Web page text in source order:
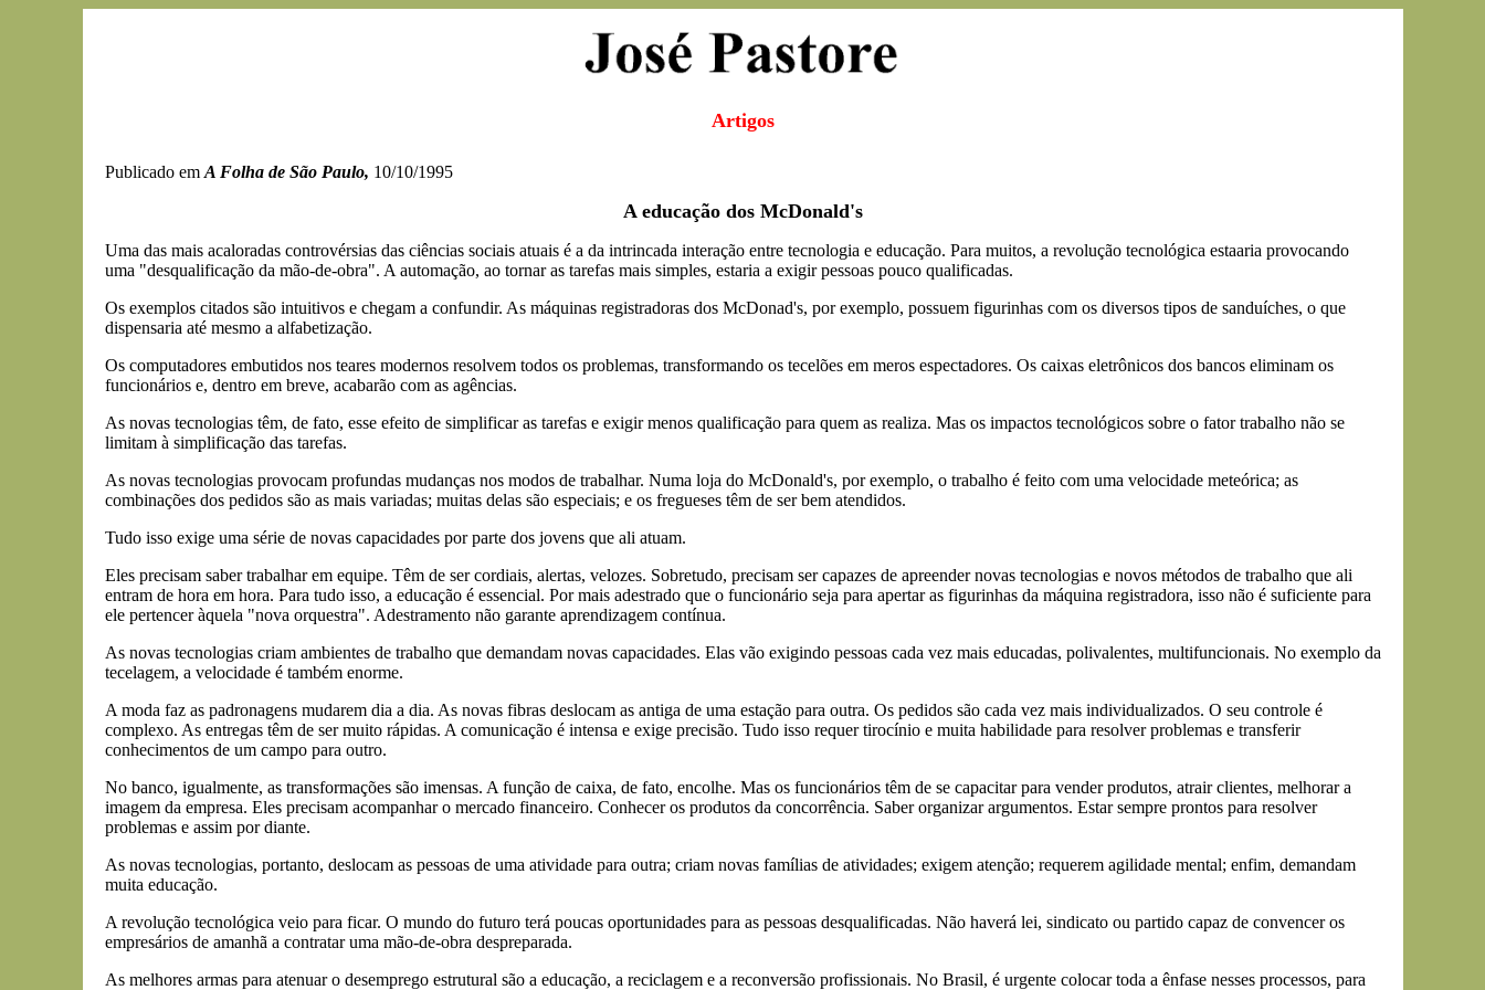
Artigos
Publicado em A Folha de São Paulo, 10/10/1995
A educação dos McDonald's
Uma das mais acaloradas controvérsias das ciências sociais atuais é a da intrincada interação entre tecnologia e educação. Para muitos, a revolução tecnológica estaaria provocando
uma "desqualificação da mão-de-obra". A automação, ao tornar as tarefas mais simples, estaria a exigir pessoas pouco qualificadas.
Os exemplos citados são intuitivos e chegam a confundir. As máquinas registradoras dos McDonad's, por exemplo, possuem figurinhas com os diversos tipos de sanduíches, o que
dispensaria até mesmo a alfabetização.
Os computadores embutidos nos teares modernos resolvem todos os problemas, transformando os tecelões em meros espectadores. Os caixas eletrônicos dos bancos eliminam os
funcionários e, dentro em breve, acabarão com as agências.
As novas tecnologias têm, de fato, esse efeito de simplificar as tarefas e exigir menos qualificação para quem as realiza. Mas os impactos tecnológicos sobre o fator trabalho não se
limitam à simplificação das tarefas.
As novas tecnologias provocam profundas mudanças nos modos de trabalhar. Numa loja do McDonald's, por exemplo, o trabalho é feito com uma velocidade meteórica; as
combinações dos pedidos são as mais variadas; muitas delas são especiais; e os fregueses têm de ser bem atendidos.
Tudo isso exige uma série de novas capacidades por parte dos jovens que ali atuam.
Eles precisam saber trabalhar em equipe. Têm de ser cordiais, alertas, velozes. Sobretudo, precisam ser capazes de apreender novas tecnologias e novos métodos de trabalho que ali
entram de hora em hora. Para tudo isso, a educação é essencial. Por mais adestrado que o funcionário seja para apertar as figurinhas da máquina registradora, isso não é suficiente para
ele pertencer àquela "nova orquestra". Adestramento não garante aprendizagem contínua.
As novas tecnologias criam ambientes de trabalho que demandam novas capacidades. Elas vão exigindo pessoas cada vez mais educadas, polivalentes, multifuncionais. No exemplo da
tecelagem, a velocidade é também enorme.
A moda faz as padronagens mudarem dia a dia. As novas fibras deslocam as antiga de uma estação para outra. Os pedidos são cada vez mais individualizados. O seu controle é
complexo. As entregas têm de ser muito rápidas. A comunicação é intensa e exige precisão. Tudo isso requer tirocínio e muita habilidade para resolver problemas e transferir
conhecimentos de um campo para outro.
No banco, igualmente, as transformações são imensas. A função de caixa, de fato, encolhe. Mas os funcionários têm de se capacitar para vender produtos, atrair clientes, melhorar a
imagem da empresa. Eles precisam acompanhar o mercado financeiro. Conhecer os produtos da concorrência. Saber organizar argumentos. Estar sempre prontos para resolver
problemas e assim por diante.
As novas tecnologias, portanto, deslocam as pessoas de uma atividade para outra; criam novas famílias de atividades; exigem atenção; requerem agilidade mental; enfim, demandam
muita educação.
A revolução tecnológica veio para ficar. O mundo do futuro terá poucas oportunidades para as pessoas desqualificadas. Não haverá lei, sindicato ou partido capaz de convencer os
empresários de amanhã a contratar uma mão-de-obra despreparada.
As melhores armas para atenuar o desemprego estrutural são a educação, a reciclagem e a reconversão profissionais. No Brasil, é urgente colocar toda a ênfase nesses processos, para